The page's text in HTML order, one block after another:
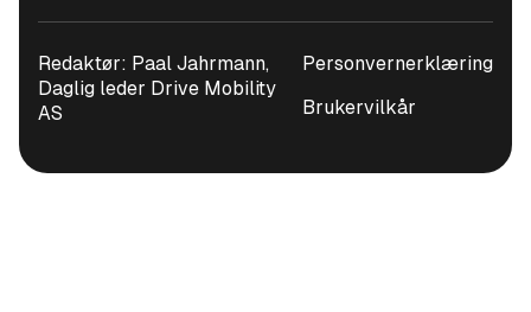
Redaktør: Paal Jahrmann,
Daglig leder Drive Mobility
AS
Personvernerklæring
Brukervilkår